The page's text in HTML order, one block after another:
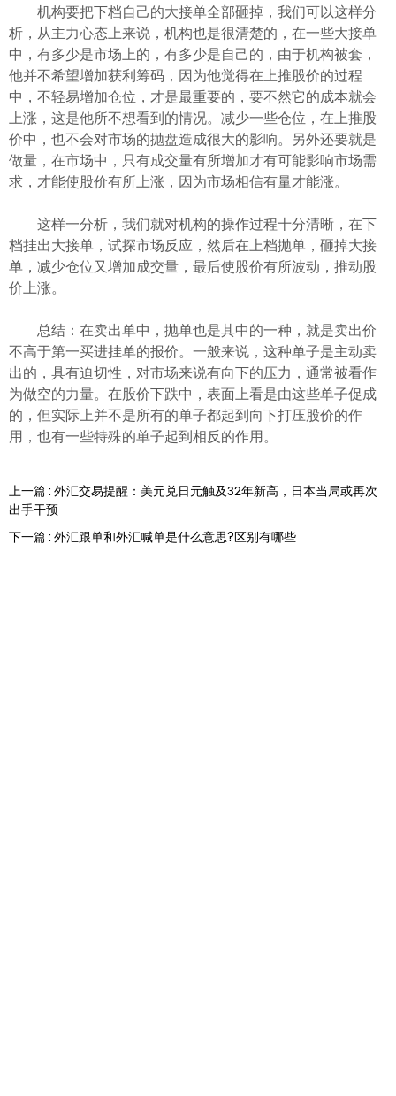
机构要把下档自己的大接单全部砸掉，我们可以这样分
析，从主力心态上来说，机构也是很清楚的，在一些大接单
中，有多少是市场上的，有多少是自己的，由于机构被套，
他并不希望增加获利筹码，因为他觉得在上推股价的过程
中，不轻易增加仓位，才是最重要的，要不然它的成本就会
上涨，这是他所不想看到的情况。减少一些仓位，在上推股
价中，也不会对市场的抛盘造成很大的影响。另外还要就是
做量，在市场中，只有成交量有所增加才有可能影响市场需
求，才能使股价有所上涨，因为市场相信有量才能涨。
这样一分析，我们就对机构的操作过程十分清晰，在下
档挂出大接单，试探市场反应，然后在上档抛单，砸掉大接
单，减少仓位又增加成交量，最后使股价有所波动，推动股
价上涨。
总结：在卖出单中，抛单也是其中的一种，就是卖出价
不高于第一买进挂单的报价。一般来说，这种单子是主动卖
出的，具有迫切性，对市场来说有向下的压力，通常被看作
为做空的力量。在股价下跌中，表面上看是由这些单子促成
的，但实际上并不是所有的单子都起到向下打压股价的作
用，也有一些特殊的单子起到相反的作用。
上一篇 : 外汇交易提醒：美元兑日元触及32年新高，日本当局或再次
出手干预
下一篇 : 外汇跟单和外汇喊单是什么意思?区别有哪些